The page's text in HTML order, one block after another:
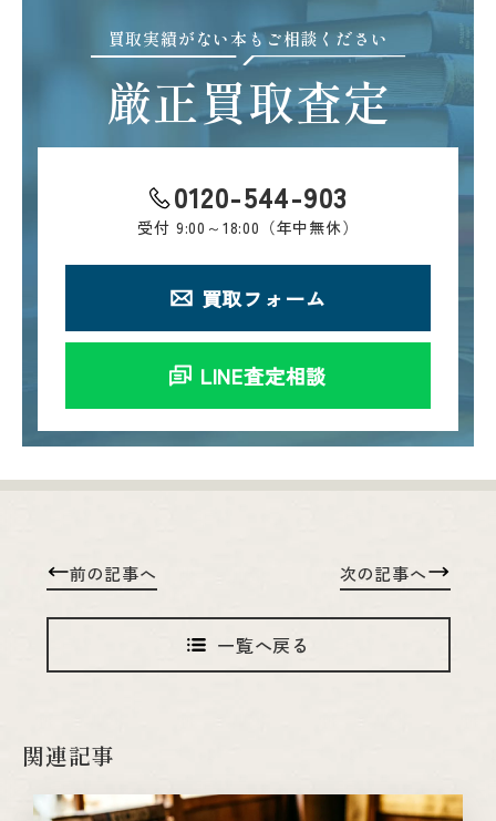
買取実績がない本もご相談ください
厳正買取査定
0120-544-903
受付 9:00～18:00（年中無休）
買取フォーム
LINE査定相談
前の記事へ
一覧へ戻る
次の記事へ
関連記事